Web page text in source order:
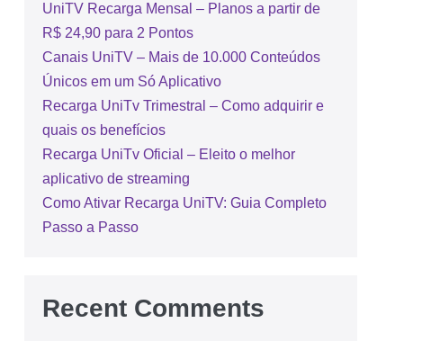
UniTV Recarga Mensal – Planos a partir de
R$ 24,90 para 2 Pontos
Canais UniTV – Mais de 10.000 Conteúdos
Únicos em um Só Aplicativo
Recarga UniTv Trimestral – Como adquirir e
quais os benefícios
Recarga UniTv Oficial – Eleito o melhor
aplicativo de streaming
Como Ativar Recarga UniTV: Guia Completo
Passo a Passo
Recent Comments